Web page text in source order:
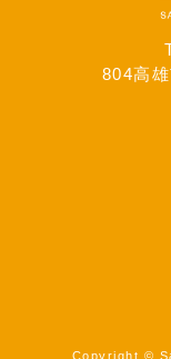
804高
Copyright ©